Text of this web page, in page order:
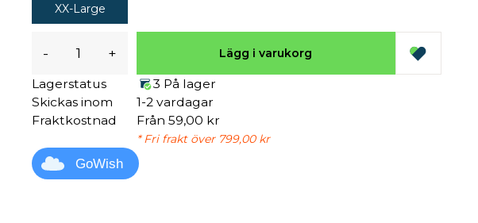
XX-Large
- + Lägg i varukorg
Lagerstatus
3 På lager
Skickas inom
1-2 vardagar
Fraktkostnad
Från 59,00 kr
* Fri frakt över 799,00 kr
GoWish